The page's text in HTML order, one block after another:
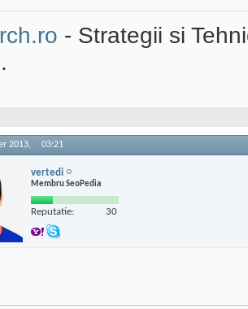
- Strategii si
2013, 03:21
vertedi
Membru SeoPedia
Reputatie: 30